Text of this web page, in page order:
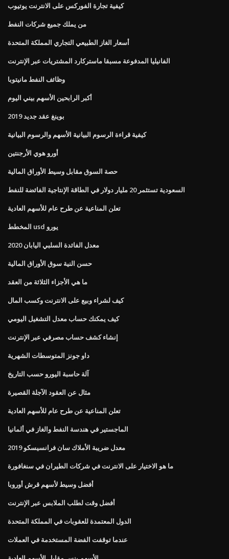
كيفية تجارة الفوركس على الانترنت يوتيوب
من يملك جميع شركات النفط
أسعار الغاز الطبيعي التجاري المملكة المتحدة
الفانيليا المدفوعة مسبقا ماستركارد المشتريات عبر الإنترنت
وظائف النفط مانيتوبا
أكبر الرابحين الأسهم بيني اليوم
بوينغ عقد جديد 2019
كيفية قراءة الرسوم البيانية الأسهم والرسوم البيانية
أورو هوي الأرجنتين
حصة السوق مقابل وسيط الأوراق المالية
السعودية تستثمر 20 مليار دولار في الطاقة الإنتاجية الفائضة للنفط
تعلن المناعية عن طرح عام للأسهم العادية
المخطط usd يورو
معدل الفائدة السلبي اليابان 2020
حسن النية سوق الأوراق المالية
ما هي الأجزاء الثلاثة من العقد
كيف لشراء وبيع على الانترنت وكسب المال
كيف يمكنك حساب معدل التشغيل اليومي
إنشاء كشف حساب مصرفي عبر الإنترنت
داو جونز المتوسطات الشهرية
آلة حاسبة اليورو حسب التاريخ
مثال عن العقود الآجلة القصيرة
تعلن المناعية عن طرح عام للأسهم العادية
الماجستير في هندسة النفط والغاز في ألمانيا
معدل ضريبة الأملاك سان فرانسيسكو 2019
ما هو الاختيار على الانترنت في شركات الطيران في سنغافورة
أفضل وسيط لأسهم قرش أوروبا
أفضل وقت لطلب الملابس عبر الإنترنت
الدول المعتمدة للعقوبات في المملكة المتحدة
عندما توقفت الفضة المستخدمة في العملات